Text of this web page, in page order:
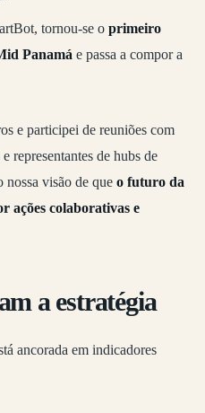
tornou-se o primeiro
Panamáe passa a compor a
e participei de reuniões com
representantes de hubs de
nossa visão de que o futuro da
ações colaborativas e
a estratégia
ancorada em indicadores